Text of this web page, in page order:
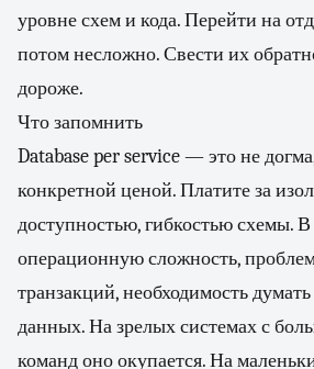
уровне схем и кода. Перейти на
потом несложно. Свести их
дороже.
Что запомнить
Database per service — это не
конкретной ценой. Платите за
доступностью, гибкостью схемы.
операционную сложность,
транзакций, необходимость
данных. На зрелых системах с
команд оно окупается. На